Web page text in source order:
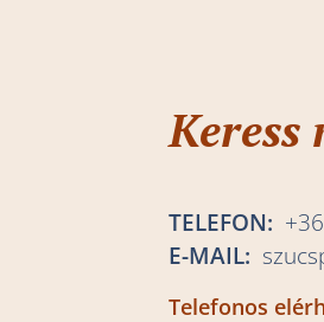
Keress
TELEFON:
E-MAIL:
Telefonos